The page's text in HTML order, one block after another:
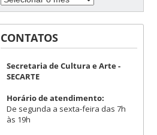
CONTATOS
Secretaria de Cultura e Arte -
SECARTE
Horário de atendimento:
De segunda a sexta-feira das 7h
às 19h